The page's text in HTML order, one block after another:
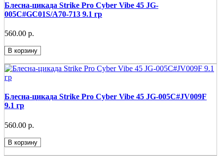
Блесна-цикада Strike Pro Cyber Vibe 45 JG-
005C#GC01S/A70-713 9.1 гр
560.00 р.
В корзину
Блесна-цикада Strike Pro Cyber Vibe 45 JG-005C#JV009F
9.1 гр
560.00 р.
В корзину